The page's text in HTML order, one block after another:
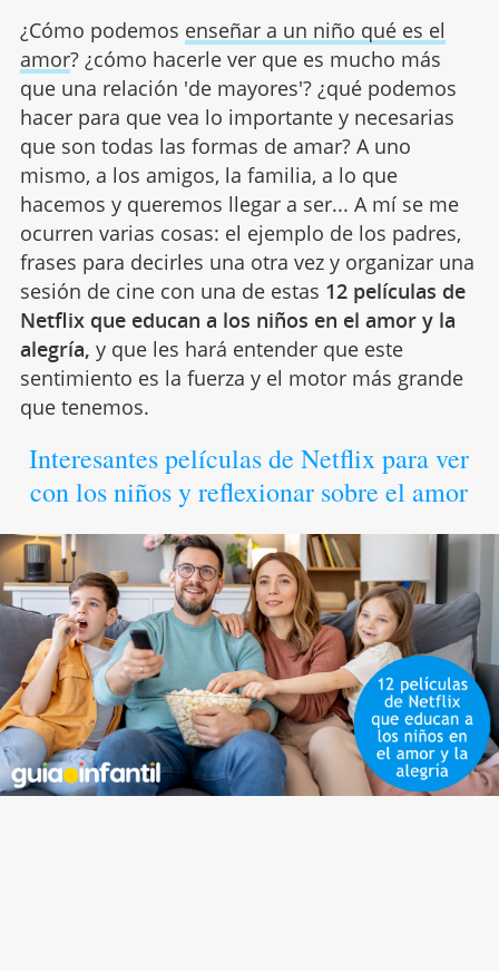
¿Cómo podemos enseñar a un niño qué es el
amor? ¿cómo hacerle ver que es mucho más
que una relación 'de mayores'? ¿qué podemos
hacer para que vea lo importante y necesarias
que son todas las formas de amar? A uno
mismo, a los amigos, la familia, a lo que
hacemos y queremos llegar a ser... A mí se me
ocurren varias cosas: el ejemplo de los padres,
frases para decirles una otra vez y organizar una
sesión de cine con una de estas 12 películas de
Netflix que educan a los niños en el amor y la
alegría, y que les hará entender que este
sentimiento es la fuerza y el motor más grande
que tenemos.
Interesantes películas de Netflix para ver
con los niños y reflexionar sobre el amor